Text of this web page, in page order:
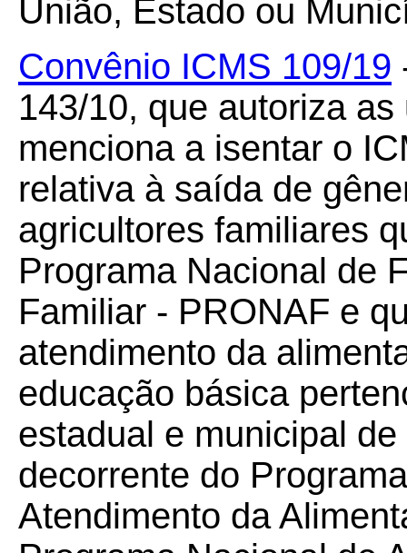
União, Estado ou
Convênio ICMS 109/19
143/10, que autoriza
menciona a isentar o
relativa à saída de
agricultores familiares
Programa Nacional de
Familiar - PRONAF e
atendimento da
educação básica
estadual e municipal
decorrente do
Atendimento da